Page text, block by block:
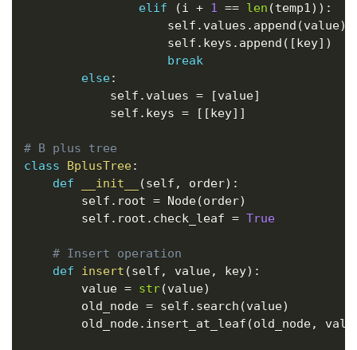
elif
(i + 1 == len (temp1) ) :
                    self
. values . append (value)
                    self
. keys . append ( [key] )
break
else:
            self
. values = [value]
            self
. keys = [ [key] ]
# B plus tree
class
BplusTree:
def
__init__ (self , order) :
        self
. root = Node(order)
        self
. root . check_leaf = True
# Insert operation
def
insert (self , value, key) :
        value
= str(value)
        old_node
= self . search (value)
        old_node
. insert_at_leaf (old_node,